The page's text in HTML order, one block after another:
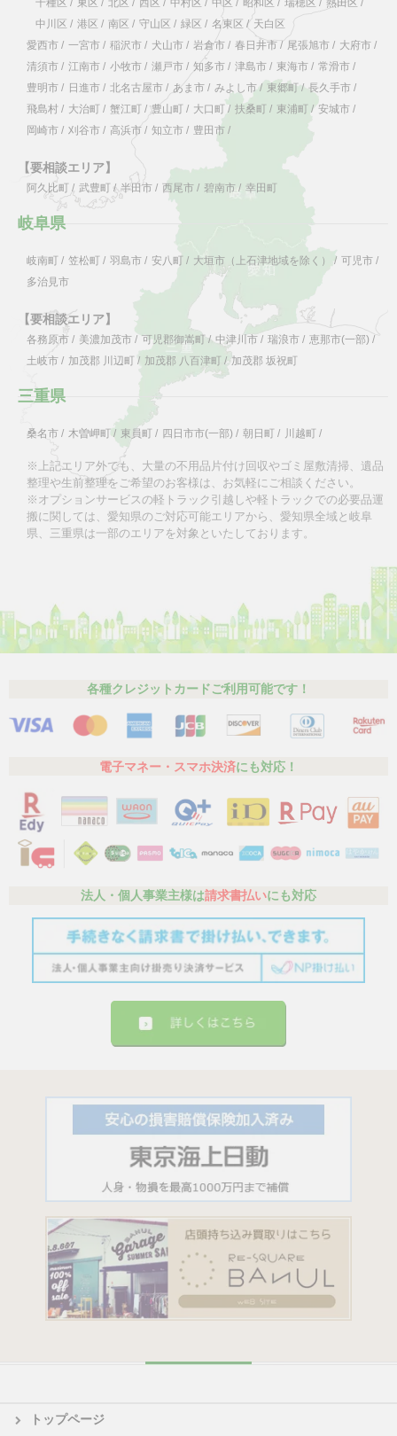
千種区 / 東区 / 北区 / 西区 / 中村区 / 中区 / 昭和区 / 瑞穂区 / 熱田区 /
中川区 / 港区 / 南区 / 守山区 / 緑区 / 名東区 / 天白区
愛西市 / 一宮市 / 稲沢市 / 犬山市 / 岩倉市 / 春日井市 / 尾張旭市 / 大府市 /
清須市 / 江南市 / 小牧市 / 瀬戸市 / 知多市 / 津島市 / 東海市 / 常滑市 /
豊明市 / 日進市 / 北名古屋市 / あま市 / みよし市/ 東郷町 / 長久手市 /
飛島村 / 大治町 / 蟹江町 / 豊山町 / 大口町 / 扶桑町 / 東浦町 / 安城市 /
岡崎市 / 刈谷市 / 高浜市 / 知立市 / 豊田市 /
【要相談エリア】
阿久比町 / 武豊町 / 半田市 / 西尾市 / 碧南市 / 幸田町
岐阜県
岐南町 / 笠松町 / 羽島市 / 安八町 / 大垣市（上石津地域を除く） / 可児市 /
多治見市
【要相談エリア】
各務原市 / 美濃加茂市 / 可児郡御嵩町/ 中津川市 / 瑞浪市 / 恵那市(一部) /
土岐市 / 加茂郡 川辺町 / 加茂郡 八百津町 / 加茂郡 坂祝町
三重県
桑名市 / 木曽岬町/ 東員町 / 四日市市(一部) / 朝日町 / 川越町 /
※上記エリア外でも、大量の不用品片付け回収やゴミ屋敷清掃、遺品
整理や生前整理をご希望のお客様は、お気軽にご相談ください。
※オプションサービスの軽トラック引越しや軽トラックでの必要品運
搬に関しては、愛知県のご対応可能エリアから、愛知県全域と岐阜
県、三重県は一部のエリアを対象といたしております。
各種クレジットカードご利用可能です！
電子マネー・スマホ決済にも対応！
法人・個人事業主様は請求書払いにも対応
トップページ